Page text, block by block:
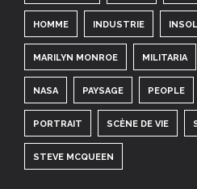
HOMME INDUSTRIE
MARILYN MONROE MILITARIA
NASA PAYSAGE PEOPLE
PORTRAIT SCÈNE DE VIE
STEVE MCQUEEN